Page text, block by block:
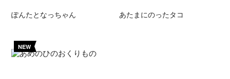
ぽんたとなっちゃん あたまにのったタコ
NEW